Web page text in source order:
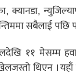
क्यानडा,
सबैलाई पछि
११
खेलजस्तो थिएन ।